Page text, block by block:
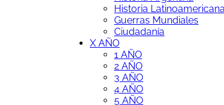
Historia Latinoamericana
Guerras Mundiales
Ciudadanía
X AÑO
1 AÑO
2 AÑO
3 AÑO
4 AÑO
5 AÑO